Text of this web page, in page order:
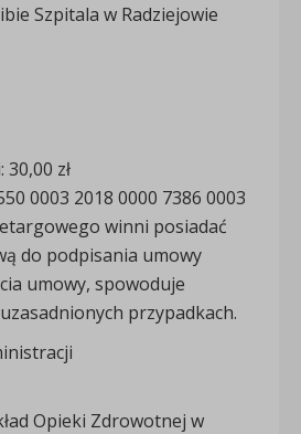
Szpitala w Radziejowie
zł
0003 2018 0000 7386 0003
winni posiadać
do podpisania umowy
umowy, spowoduje
przypadkach.
Opieki Zdrowotnej w